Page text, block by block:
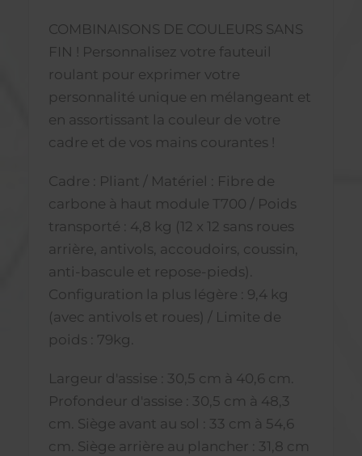
COMBINAISONS DE COULEURS SANS
FIN ! Personnalisez votre fauteuil
roulant pour exprimer votre
personnalité unique en mélangeant et
en assortissant la couleur de votre
cadre et de vos mains courantes !
Cadre : Pliant / Matériel : Fibre de
carbone à haut module T700 / Poids
transporté : 4,8 kg (12 x 12 sans roues
arrière, antivols, accoudoirs, coussin,
anti-bascule et repose-pieds).
Configuration la plus légère : 9,4 kg
(avec antivols et roues) / Limite de
poids : 79kg.
Largeur d'assise : 30,5 cm à 40,6 cm.
Profondeur d'assise : 30,5 cm à 48,3
cm. Siège avant au sol : 33 cm à 54,6
cm. Siège arrière au plancher : 31,8 cm